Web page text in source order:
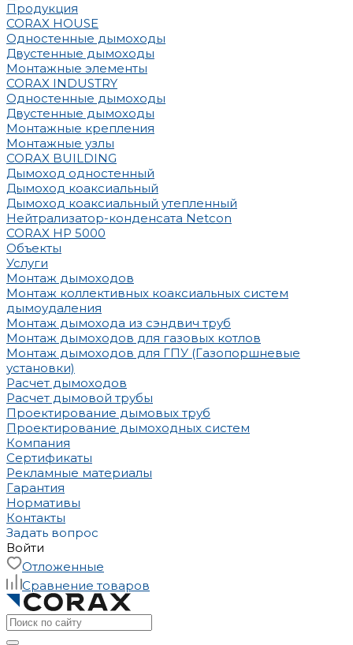
Продукция
CORAX HOUSE
Одностенные дымоходы
Двустенные дымоходы
Монтажные элементы
CORAX INDUSTRY
Одностенные дымоходы
Двустенные дымоходы
Монтажные крепления
Монтажные узлы
CORAX BUILDING
Дымоход одностенный
Дымоход коаксиальный
Дымоход коаксиальный утепленный
Нейтрализатор-конденсата Netcon
CORAX HP 5000
Объекты
Услуги
Монтаж дымоходов
Монтаж коллективных коаксиальных систем
дымоудаления
Монтаж дымохода из сэндвич труб
Монтаж дымоходов для газовых котлов
Монтаж дымоходов для ГПУ (Газопоршневые
установки)
Расчет дымоходов
Расчет дымовой трубы
Проектирование дымовых труб
Проектирование дымоходных систем
Компания
Сертификаты
Рекламные материалы
Гарантия
Нормативы
Контакты
Задать вопрос
Войти
Отложенные
Сравнение товаров